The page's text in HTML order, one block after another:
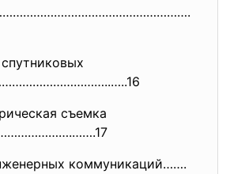
съемка
коммуникаций…….